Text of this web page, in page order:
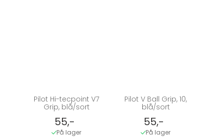
Pilot Hi-tecpoint V7
Grip, blå/sort
55,-
På lager
Pilot V Ball Grip, 10,
blå/sort
55,-
På lager